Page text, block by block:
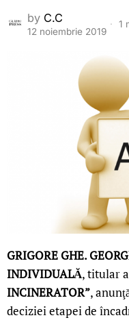
by C.C
12 noiembrie 2019
1
GRIGORE GHE.
INDIVIDUALĂ, titular
INCINERATOR”,
deciziei etapei de